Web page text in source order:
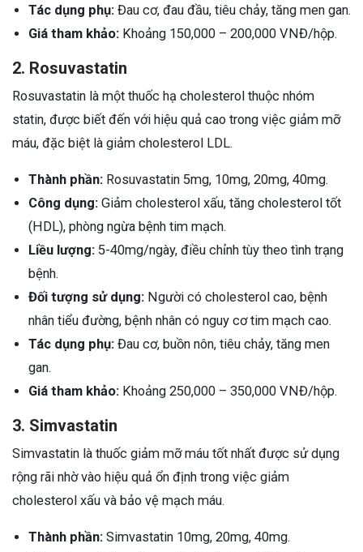
Tác dụng phụ: Đau cơ, đau đầu, tiêu chảy, tăng men gan.
Giá tham khảo: Khoảng 150,000 – 200,000 VNĐ/hộp.
2. Rosuvastatin
Rosuvastatin là một thuốc hạ cholesterol thuộc nhóm
statin, được biết đến với hiệu quả cao trong việc giảm mỡ
máu, đặc biệt là giảm cholesterol LDL.
Thành phần: Rosuvastatin 5mg, 10mg, 20mg, 40mg.
Công dụng: Giảm cholesterol xấu, tăng cholesterol tốt
(HDL), phòng ngừa bệnh tim mạch.
Liều lượng: 5-40mg/ngày, điều chỉnh tùy theo tình trạng
bệnh.
Đối tượng sử dụng: Người có cholesterol cao, bệnh
nhân tiểu đường, bệnh nhân có nguy cơ tim mạch cao.
Tác dụng phụ: Đau cơ, buồn nôn, tiêu chảy, tăng men
gan.
Giá tham khảo: Khoảng 250,000 – 350,000 VNĐ/hộp.
3. Simvastatin
Simvastatin là thuốc giảm mỡ máu tốt nhất được sử dụng
rộng rãi nhờ vào hiệu quả ổn định trong việc giảm
cholesterol xấu và bảo vệ mạch máu.
Thành phần: Simvastatin 10mg, 20mg, 40mg.